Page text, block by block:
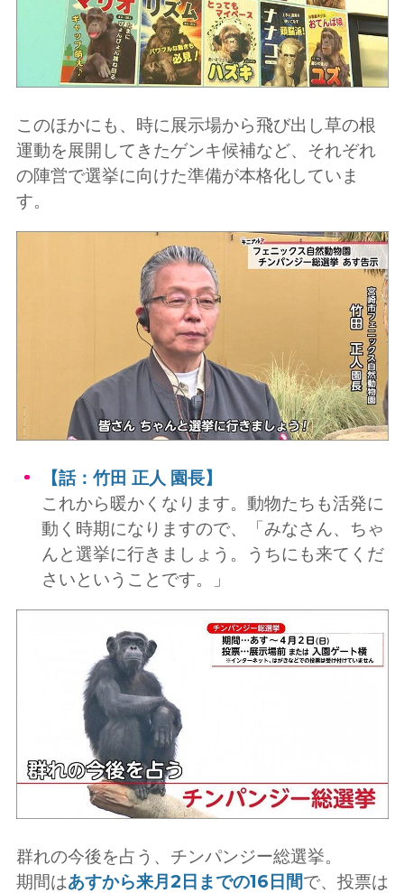
このほかにも、時に展示場から飛び出し草の根
運動を展開してきたゲンキ候補など、それぞれ
の陣営で選挙に向けた準備が本格化していま
す。
【話：竹田 正人 園長】
これから暖かくなります。動物たちも活発に
動く時期になりますので、「みなさん、ちゃ
んと選挙に行きましょう。うちにも来てくだ
さいということです。」
群れの今後を占う、チンパンジー総選挙。
期間はあすから来月2日までの16日間で、投票は